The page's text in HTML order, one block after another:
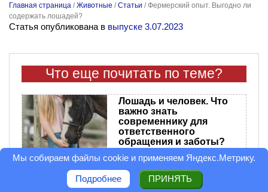
Главная страница /Животные /Статьи /Фермерский опыт. Выгодно ли
содержать лошадей?
Статья опубликована в выпуске 3.07.2023
Что еще почитать по теме?
Лошадь и человек. Что
важно знать
современнику для
ответственного
обращения и заботы?
Как ходят животные?
Мы собираем файлы cookie и применяем Яндекс.Метрику.
Подробнее ПРИНЯТЬ